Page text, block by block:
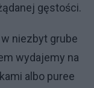
gęstości.
niezbyt grube
wydajemy na
albo puree